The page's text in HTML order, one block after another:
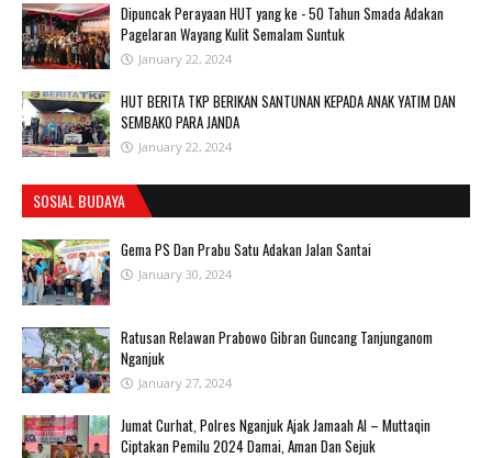
Dipuncak Perayaan HUT yang ke - 50 Tahun Smada Adakan
Pagelaran Wayang Kulit Semalam Suntuk
January 22, 2024
HUT BERITA TKP BERIKAN SANTUNAN KEPADA ANAK YATIM DAN
SEMBAKO PARA JANDA
January 22, 2024
SOSIAL BUDAYA
Gema PS Dan Prabu Satu Adakan Jalan Santai
January 30, 2024
Ratusan Relawan Prabowo Gibran Guncang Tanjunganom
Nganjuk
January 27, 2024
Jumat Curhat, Polres Nganjuk Ajak Jamaah Al – Muttaqin
Ciptakan Pemilu 2024 Damai, Aman Dan Sejuk